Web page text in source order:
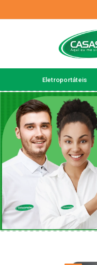
Eletroportáteis